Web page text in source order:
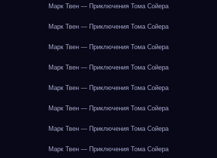
Марк Твен — Приключения Тома Сойера
Марк Твен — Приключения Тома Сойера
Марк Твен — Приключения Тома Сойера
Марк Твен — Приключения Тома Сойера
Марк Твен — Приключения Тома Сойера
Марк Твен — Приключения Тома Сойера
Марк Твен — Приключения Тома Сойера
Марк Твен — Приключения Тома Сойера